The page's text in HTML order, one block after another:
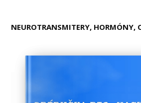
NEUROTRANSMITERY, HORMÓNY,